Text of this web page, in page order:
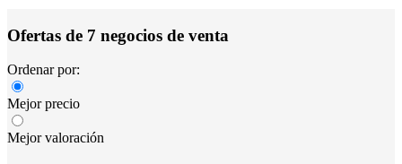
Ofertas de 7 negocios de venta
Ordenar por:
Mejor precio
Mejor valoración